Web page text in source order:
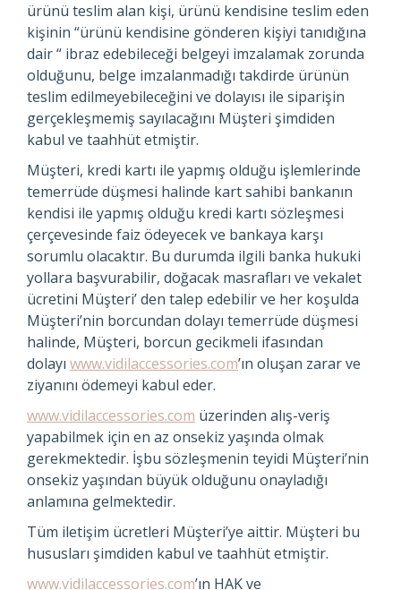
ürünü teslim alan kişi, ürünü kendisine teslim eden
kişinin “ürünü kendisine gönderen kişiyi tanıdığına
dair “ ibraz edebileceği belgeyi imzalamak zorunda
olduğunu, belge imzalanmadığı takdirde ürünün
teslim edilmeyebileceğini ve dolayısı ile siparişin
gerçekleşmemiş sayılacağını Müşteri şimdiden
kabul ve taahhüt etmiştir.
Müşteri, kredi kartı ile yapmış olduğu işlemlerinde
temerrüde düşmesi halinde kart sahibi bankanın
kendisi ile yapmış olduğu kredi kartı sözleşmesi
çerçevesinde faiz ödeyecek ve bankaya karşı
sorumlu olacaktır. Bu durumda ilgili banka hukuki
yollara başvurabilir, doğacak masrafları ve vekalet
ücretini Müşteri’ den talep edebilir ve her koşulda
Müşteri’nin borcundan dolayı temerrüde düşmesi
halinde, Müşteri, borcun gecikmeli ifasından
dolayı www.vidilaccessories.com’ın oluşan zarar ve
ziyanını ödemeyi kabul eder.
www.vidilaccessories.com üzerinden alış-veriş
yapabilmek için en az onsekiz yaşında olmak
gerekmektedir. İşbu sözleşmenin teyidi Müşteri’nin
onsekiz yaşından büyük olduğunu onayladığı
anlamına gelmektedir.
Tüm iletişim ücretleri Müşteri’ye aittir. Müşteri bu
hususları şimdiden kabul ve taahhüt etmiştir.
www.vidilaccessories.com’ın HAK ve